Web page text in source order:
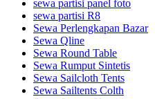
sewa partisi panel foto
sewa partisi R8
Sewa Perlengkapan Bazar
Sewa Qline
Sewa Round Table
Sewa Rumput Sintetis
Sewa Sailcloth Tents
Sewa Sailtents Colth